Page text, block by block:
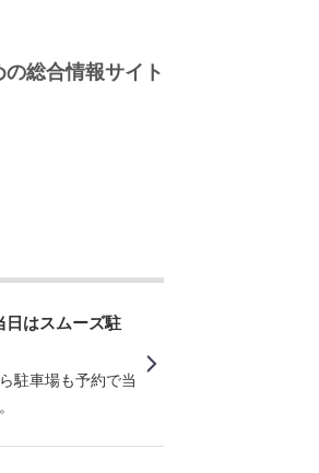
総合情報サイト
日はスムーズ駐
駐車場も予約で当